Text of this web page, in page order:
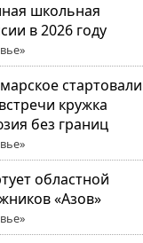
школьная
в 2026 году
стартовали
кружка
без границ
областной
«Азов»